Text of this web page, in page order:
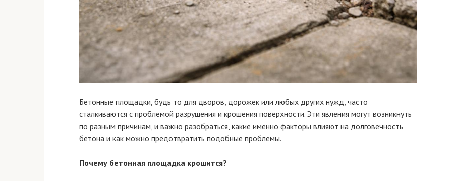
Бетонные площадки, будь то для дворов, дорожек или любых других нужд, часто
сталкиваются с проблемой разрушения и крошения поверхности. Эти явления могут возникнуть
по разным причинам, и важно разобраться, какие именно факторы влияют на долговечность
бетона и как можно предотвратить подобные проблемы.
Почему бетонная площадка крошится?